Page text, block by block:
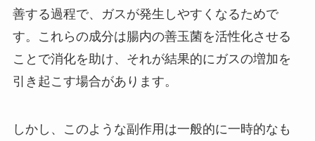
善する過程で、ガスが発生しやすくなるためで
す。これらの成分は腸内の善玉菌を活性化させる
ことで消化を助け、それが結果的にガスの増加を
引き起こす場合があります。
しかし、このような副作用は一般的に一時的なも